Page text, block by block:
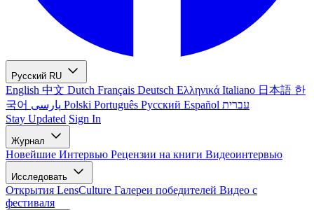
Русский RU
English 中文 Dutch Français Deutsch Ελληνικά Italiano 日本語 한
국어
Polski Português Русский Español עברית
Stay Updated Sign In
Журнал
Новейшие Интервью Рецензии на книги Видеоинтервью
Исследовать
Открытия LensCulture Галереи победителей Видео с
фестиваля